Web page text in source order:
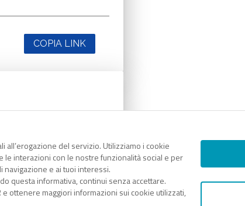
all’erogazione del servizio. Utilizziamo i cookie
le interazioni con le nostre funzionalità social e per
e ai tuoi interessi.
questa informativa, continui senza accettare.
ottenere maggiori informazioni sui cookie utilizzati,
COPIA LINK
COPIA LINK